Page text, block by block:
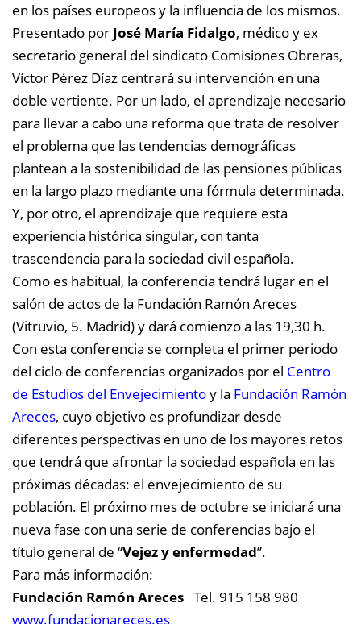
en los países europeos y la influencia de los mismos.
Presentado por José María Fidalgo, médico y ex
secretario general del sindicato Comisiones Obreras,
Víctor Pérez Díaz centrará su intervención en una
doble vertiente. Por un lado, el aprendizaje necesario
para llevar a cabo una reforma que trata de resolver
el problema que las tendencias demográficas
plantean a la sostenibilidad de las pensiones públicas
en la largo plazo mediante una fórmula determinada.
Y, por otro, el aprendizaje que requiere esta
experiencia histórica singular, con tanta
trascendencia para la sociedad civil española.
Como es habitual, la conferencia tendrá lugar en el
salón de actos de la Fundación Ramón Areces
(Vitruvio, 5. Madrid) y dará comienzo a las 19,30 h.
Con esta conferencia se completa el primer periodo
del ciclo de conferencias organizados por el Centro
de Estudios del Envejecimientoy la Fundación Ramón
Areces, cuyo objetivo es profundizar desde
diferentes perspectivas en uno de los mayores retos
que tendrá que afrontar la sociedad española en las
próximas décadas: el envejecimiento de su
población. El próximo mes de octubre se iniciará una
nueva fase con una serie de conferencias bajo el
título general de “Vejez y enfermedad”.
Para más información:
Fundación Ramón Areces Tel. 915 158 980
www.fundacionareces.es